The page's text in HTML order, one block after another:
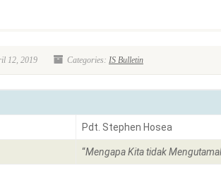
12, 2019 Categories: IS Bulletin
Pdt. Stephen Hosea
“Mengapa Kita tidak